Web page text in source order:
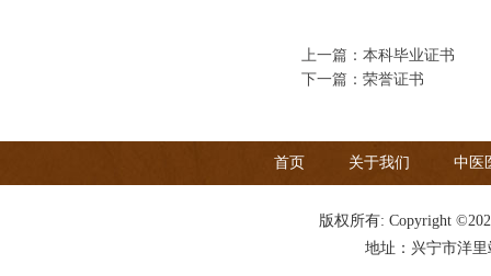
上一篇： 本科毕业证书
下一篇： 荣誉证书
首页 关于我们 中医
版权所有: Copyright
地址：兴宁市洋